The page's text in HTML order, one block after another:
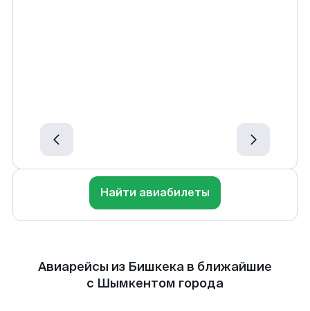
Найти авиабилеты
Авиарейсы из Бишкека в ближайшие
с Шымкентом города